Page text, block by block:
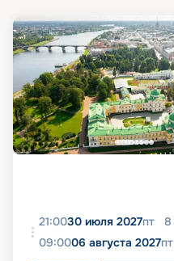
21:0030 июля 2027пт 8
09:0006 августа 2027пт